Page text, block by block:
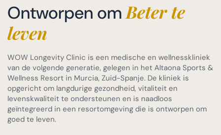
Ontworpen omBeter te
leven
WOW Longevity Clinic is een medische en wellnesskliniek
van de volgende generatie, gelegen in het Altaona Sports &
Wellness Resort in Murcia, Zuid-Spanje. De kliniek is
opgericht om langdurige gezondheid, vitaliteit en
levenskwaliteit te ondersteunen en is naadloos
geïntegreerd in een resortomgeving die is ontworpen om
goed te leven.